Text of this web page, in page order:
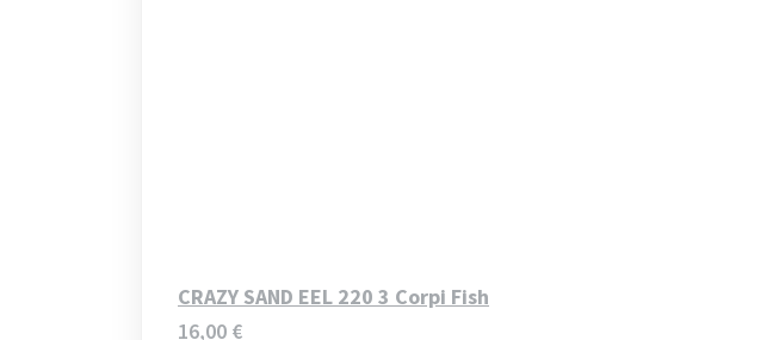
CRAZY SAND EEL 220 3 Corpi Fish
16,00 €